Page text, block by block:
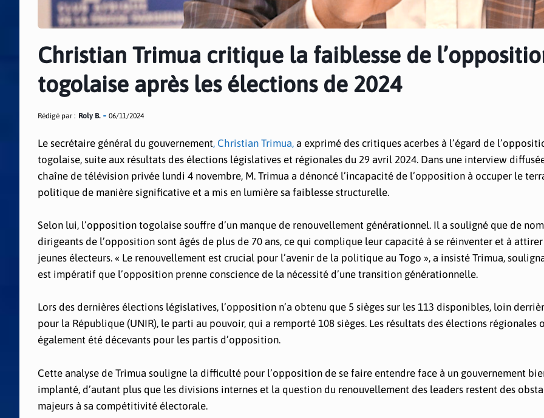
Christian Trimua critique la faiblesse de
togolaise après les élections de 2024
Rédigé par : Roly B. 06/11/2024
Le secrétaire général du gouvernement, Christian Trimua, a exprimé des critiques acerbes à l’égard de
togolaise, suite aux résultats des élections législatives et régionales du 29 avril 2024. Dans une interview
chaîne de télévision privée lundi 4 novembre, M. Trimua a dénoncé l’incapacité de l’opposition à occuper le
politique de manière significative et a mis en lumière sa faiblesse structurelle.
Selon lui, l’opposition togolaise souffre d’un manque de renouvellement générationnel. Il a souligné que de
dirigeants de l’opposition sont âgés de plus de 70 ans, ce qui complique leur capacité à se réinventer et à
jeunes électeurs. « Le renouvellement est crucial pour l’avenir de la politique au Togo », a insisté Trimua,
est impératif que l’opposition prenne conscience de la nécessité d’une transition générationnelle.
Lors des dernières élections législatives, l’opposition n’a obtenu que 5 sièges sur les 113 disponibles, loin
pour la République (UNIR), le parti au pouvoir, qui a remporté 108 sièges. Les résultats des élections régionales
également été décevants pour les partis d’opposition.
Cette analyse de Trimua souligne la difficulté pour l’opposition de se faire entendre face à un gouvernement
implanté, d’autant plus que les divisions internes et la question du renouvellement des leaders restent des
majeurs à sa compétitivité électorale.